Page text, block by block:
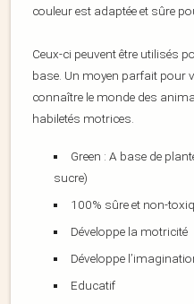
couleur est adaptée et sûre
Ceux-ci peuvent être utilisés
base. Un moyen parfait pour
connaître le monde des
habiletés motrices.
Green : A base de
sucre)
100% sûre et non-
Développe la motricité
Développe
Educatif